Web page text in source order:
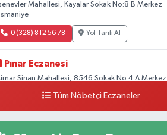
Mahallesi, Kayalar Sokak No:8 B Merkez
0 (328) 812 56 78 Yol Tarifi Al
Pınar Eczanesi
Sinan Mahallesi, 8546 Sokak No:4 A Merkez
Tüm Nöbetçi Eczaneler